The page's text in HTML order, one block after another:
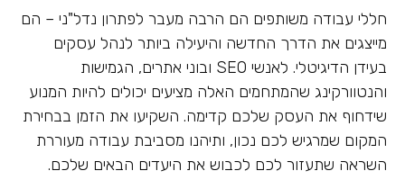
חללי עבודה משותפים הם הרבה מעבר לפתרון נדל"ני – הם
מייצגים את הדרך החדשה והיעילה ביותר לנהל עסקים
בעידן הדיגיטלי. לאנשי SEO ובוני אתרים, הגמישות
והנטוורקינג שהמתחמים האלה מציעים יכולים להיות המנוע
שידחוף את העסק שלכם קדימה. השקיעו את הזמן בבחירת
המקום שמרגיש לכם נכון, ותיהנו מסביבת עבודה מעוררת
השראה שתעזור לכם לכבוש את היעדים הבאים שלכם.